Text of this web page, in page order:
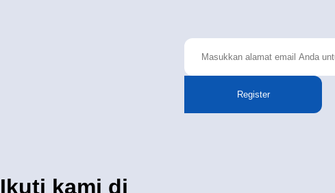
Register
Ikuti kami di